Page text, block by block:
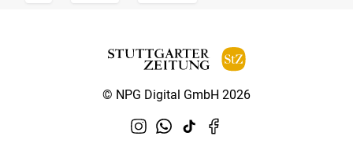
© NPG Digital GmbH 2026